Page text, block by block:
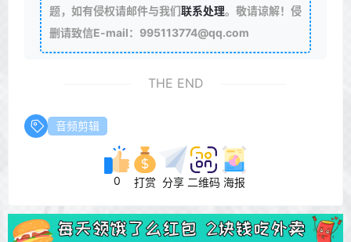
题，如有侵权请邮件与我们联系处理。敬请谅解！侵
删请致信E-mail：995113774@qq.com
THE END
音频剪辑
0 打赏 分享 二维码 海报